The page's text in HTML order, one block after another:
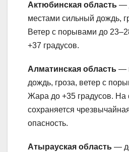
Актюбинская область —
местами сильный дождь,
Ветер с порывами до
+37 градусов.
Алматинская область —
дождь, гроза, ветер с
Жара до +35 градусов. На
сохраняется
опасность.
Атырауская область —